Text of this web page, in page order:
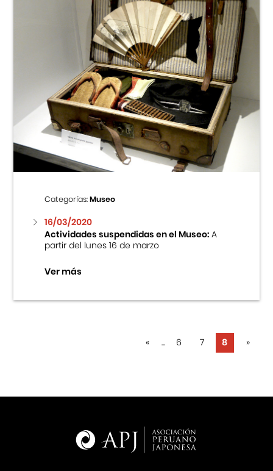
Categorías:Museo
16/03/2020
Actividades suspendidas en el Museo:A
partir del lunes 16 de marzo
Ver más
« ... 6 7 8 »